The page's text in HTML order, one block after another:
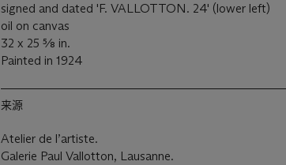
signed and dated 'F. VALLOTTON. 24' (lower left)
oil on canvas
32 x 25 5⁄8 in.
Painted in 1924
来源
Atelier de l’artiste.
Galerie Paul Vallotton, Lausanne.